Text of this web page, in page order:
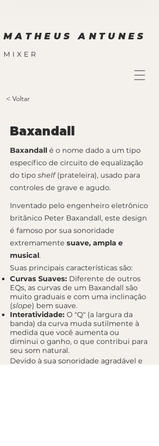
MATHEUS ANTUNES
MIXER
< Voltar
Baxandall
Baxandall é o nome dado a um tipo
específico de circuito de equalização
do tipo shelf(prateleira), usado para
controles de grave e agudo.
Inventado pelo engenheiro eletrônico
britânico Peter Baxandall, este design
é famoso por sua sonoridade
extremamente suave, ampla e
musical.
Suas principais características são:
Curvas Suaves: Diferente de outros
EQs, as curvas de um Baxandall são
muito graduais e com uma inclinação
(slope) bem suave.
Interatividade: O "Q" (a largura da
banda) da curva muda sutilmente à
medida que você aumenta ou
diminui o ganho, o que contribui para
seu som natural.
Devido à sua sonoridade agradável e